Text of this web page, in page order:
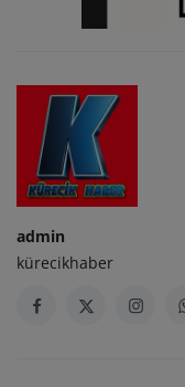
admin
kürecikhaber